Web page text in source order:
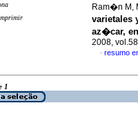
Ram�n M,
varietales
az�car,
2008,
· resumo
1